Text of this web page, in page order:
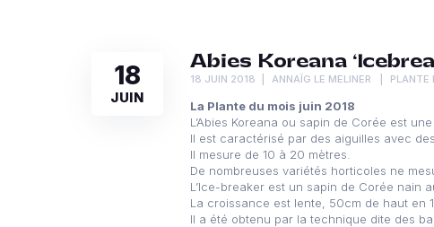
18
JUIN
Abies Koreana
18 JUIN 2018 ANNAÏG LE MELINER PLANTE
La Plante du mois juin 2018
L’Abies Koreana ou sapin de Corée est
Il est caractérisé par des aiguilles avec
Il mesure de 10 à 20 mètres.
De nombreuses variétés horticoles ne
L’Ice-breaker est un sapin de Corée nain
La croissance est lente, 50cm de haut en
Il a été obtenu par la technique dite des